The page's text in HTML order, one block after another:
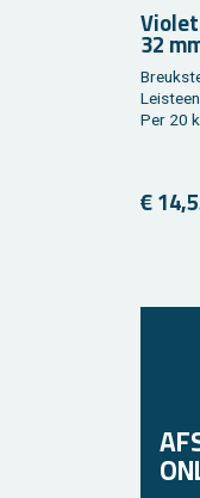
32
Lei­steen
Per 20
€